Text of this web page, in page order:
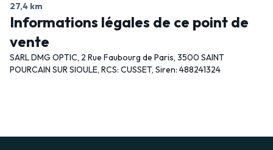
27,4 km
Informations légales de ce point de
vente
SARL DMG OPTIC, 2 Rue Faubourg de Paris, 3500 SAINT
POURCAIN SUR SIOULE, RCS: CUSSET, Siren: 488241324